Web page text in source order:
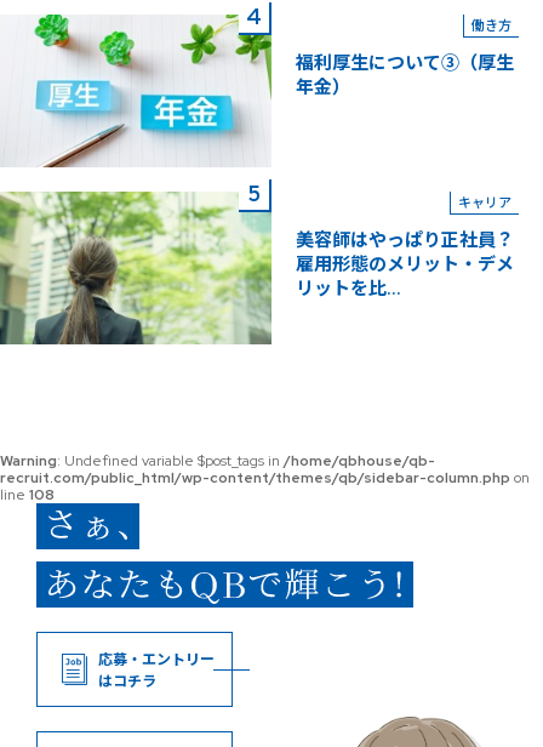
働き方
福利厚生について③（厚生
年金）
キャリア
美容師はやっぱり正社員？
雇用形態のメリット・デメ
リットを比...
Warning: Undefined variable $post_tags in /home/qbhouse/qb-
recruit.com/public_html/wp-content/themes/qb/sidebar-column.php on
line 108
応募・エントリー
はコチラ